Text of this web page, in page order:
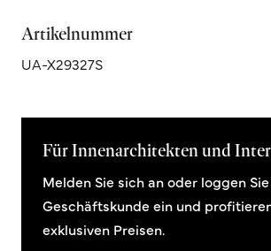
Artikelnummer
UA-X29327S
Für Innenarchitekten und
Melden Sie sich an oder loggen
Geschäftskunde ein und
exklusiven Preisen.